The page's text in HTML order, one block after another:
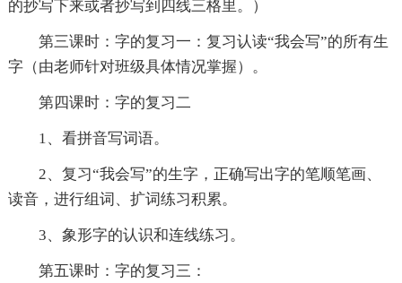
的抄写下来或者抄写到四线三格里。）
第三课时：字的复习一：复习认读“我会写”的所有生
字（由老师针对班级具体情况掌握）。
第四课时：字的复习二
1、看拼音写词语。
2、复习“我会写”的生字，正确写出字的笔顺笔画、
读音，进行组词、扩词练习积累。
3、象形字的认识和连线练习。
第五课时：字的复习三：